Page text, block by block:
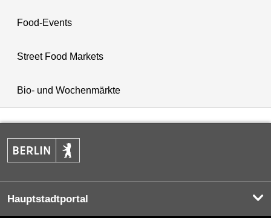
Food-Events
Street Food Markets
Bio- und Wochenmärkte
Hauptstadtportal